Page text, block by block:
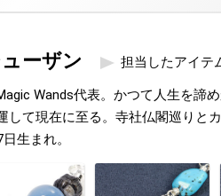
ーザン 担当したアイテ
Wands代表。かつて人生を諦
して現在に至る。寺社仏閣巡りと
生まれ。